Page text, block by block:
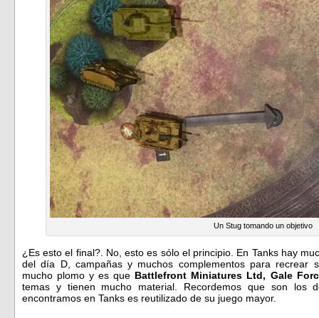
Un Stug tomando un objetivo
¿Es esto el final?. No, esto es sólo el principio. En Tanks hay
del día D, campañas y muchos complementos para recrear
mucho plomo y es que Battlefront Miniatures Ltd, Gale
temas y tienen mucho material. Recordemos que son los
encontramos en Tanks es reutilizado de su juego mayor.